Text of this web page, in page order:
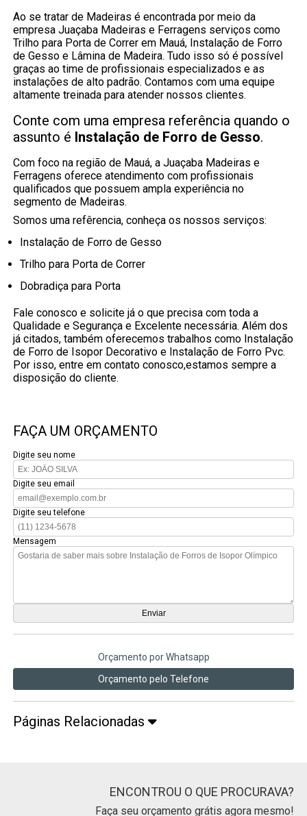
Ao se tratar de Madeiras é encontrada por meio da
empresa Juaçaba Madeiras e Ferragens serviços como
Trilho para Porta de Correr em Mauá, Instalação de Forro
de Gesso e Lâmina de Madeira. Tudo isso só é possível
graças ao time de profissionais especializados e as
instalações de alto padrão. Contamos com uma equipe
altamente treinada para atender nossos clientes.
Conte com uma empresa referência quando o
assunto é Instalação de Forro de Gesso.
Com foco na região de Mauá, a Juaçaba Madeiras e
Ferragens oferece atendimento com profissionais
qualificados que possuem ampla experiência no
segmento de Madeiras.
Somos uma refêrencia, conheça os nossos serviços:
Instalação de Forro de Gesso
Trilho para Porta de Correr
Dobradiça para Porta
Fale conosco e solicite já o que precisa com toda a
Qualidade e Segurança e Excelente necessária. Além dos
já citados, também oferecemos trabalhos como Instalação
de Forro de Isopor Decorativo e Instalação de Forro Pvc.
Por isso, entre em contato conosco,estamos sempre a
disposição do cliente.
FAÇA UM ORÇAMENTO
Digite seu nome
Digite seu email
Digite seu telefone
Mensagem
Orçamento por Whatsapp
Orçamento pelo Telefone
Páginas Relacionadas
ENCONTROU O QUE PROCURAVA?
Faça seu orçamento grátis agora mesmo!